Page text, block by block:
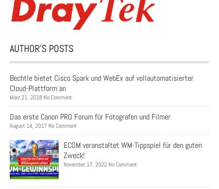
AUTHOR’S POSTS
Bechtle bietet Cisco Spark und WebEx auf vollautomatisierter
Cloud-Plattform an
März 21, 2018 No Comment
Das erste Canon PRO Forum für Fotografen und Filmer
August 14, 2017 No Comment
ECOM veranstaltet WM-Tippspiel für den guten
Zweck!
November 17, 2022 No Comment